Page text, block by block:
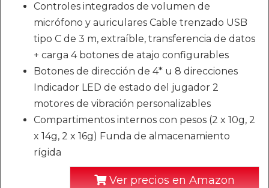
Controles integrados de volumen de
micrófono y auriculares Cable trenzado USB
tipo C de 3 m, extraíble, transferencia de datos
+ carga 4 botones de atajo configurables
Botones de dirección de 4* u 8 direcciones
Indicador LED de estado del jugador 2
motores de vibración personalizables
Compartimentos internos con pesos (2 x 10g, 2
x 14g, 2 x 16g) Funda de almacenamiento
rígida
Ver precios en Amazon